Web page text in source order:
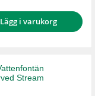
Lägg i varukorg